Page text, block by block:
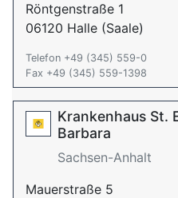
Röntgenstraße 1
06120 Halle (Saale)
Telefon +49 (345) 559-0
Fax +49 (345) 559-1398
Krankenhaus St.
Barbara
Sachsen-Anhalt
Mauerstraße 5